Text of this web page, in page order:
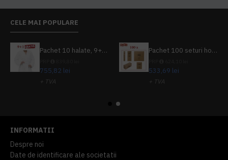
CELE MAI POPULARE
Pachet 10 halate, 9+1 gratuit
755,82 lei
+ TVA
Pachet 100 seturi hoteliere, set dentar, set barbierit, casca de dus, pila unghii, set cusut
533,69 lei
+ TVA
INFORMATII
Despre noi
Date de identificare ale societatii